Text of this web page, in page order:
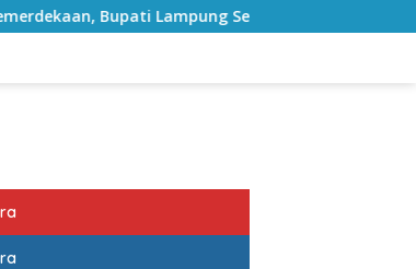
Selatan Ajak ASN Perkuat Semangat